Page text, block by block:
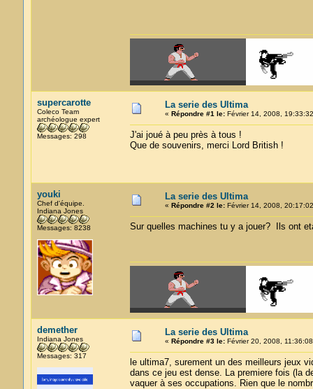
supercarotte
Coleco Team
archéologue expert
Messages: 298
La serie des Ultima
« Répondre #1 le:Février 14, 2008,
J'ai joué à peu près à tous !
Que de souvenirs, merci Lord British !
youki
Chef d'équipe.
Indiana Jones
Messages: 8238
La serie des Ultima
« Répondre #2 le:Février 14, 2008,
Sur quelles machines tu y a jouer? Ils ont
demether
Indiana Jones
Messages: 317
La serie des Ultima
« Répondre #3 le:Février 20, 2008,
le ultima7, surement un des meilleurs jeux
dans ce jeu est dense. La premiere fois (la
vaquer à ses occupations. Rien que le